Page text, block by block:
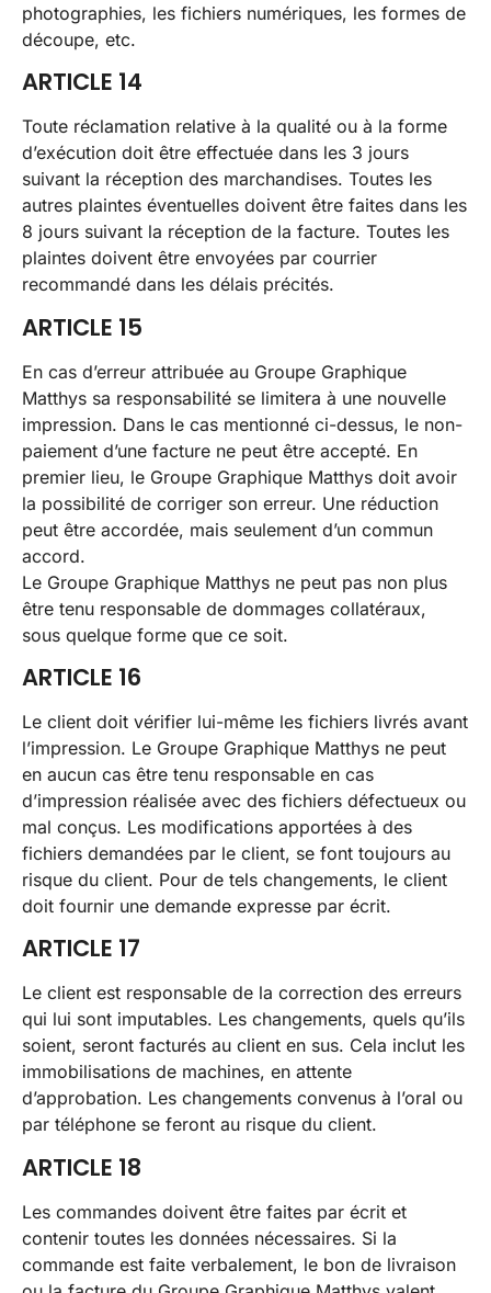
photographies, les fichiers numériques, les formes de
découpe, etc.
ARTICLE 14
Toute réclamation relative à la qualité ou à la forme
d’exécution doit être effectuée dans les 3 jours
suivant la réception des marchandises. Toutes les
autres plaintes éventuelles doivent être faites dans les
8 jours suivant la réception de la facture. Toutes les
plaintes doivent être envoyées par courrier
recommandé dans les délais précités.
ARTICLE 15
En cas d’erreur attribuée au Groupe Graphique
Matthys sa responsabilité se limitera à une nouvelle
impression. Dans le cas mentionné ci-dessus, le non-
paiement d’une facture ne peut être accepté. En
premier lieu, le Groupe Graphique Matthys doit avoir
la possibilité de corriger son erreur. Une réduction
peut être accordée, mais seulement d’un commun
accord.
Le Groupe Graphique Matthys ne peut pas non plus
être tenu responsable de dommages collatéraux,
sous quelque forme que ce soit.
ARTICLE 16
Le client doit vérifier lui-même les fichiers livrés avant
l’impression. Le Groupe Graphique Matthys ne peut
en aucun cas être tenu responsable en cas
d’impression réalisée avec des fichiers défectueux ou
mal conçus. Les modifications apportées à des
fichiers demandées par le client, se font toujours au
risque du client. Pour de tels changements, le client
doit fournir une demande expresse par écrit.
ARTICLE 17
Le client est responsable de la correction des erreurs
qui lui sont imputables. Les changements, quels qu’ils
soient, seront facturés au client en sus. Cela inclut les
immobilisations de machines, en attente
d’approbation. Les changements convenus à l’oral ou
par téléphone se feront au risque du client.
ARTICLE 18
Les commandes doivent être faites par écrit et
contenir toutes les données nécessaires. Si la
commande est faite verbalement, le bon de livraison